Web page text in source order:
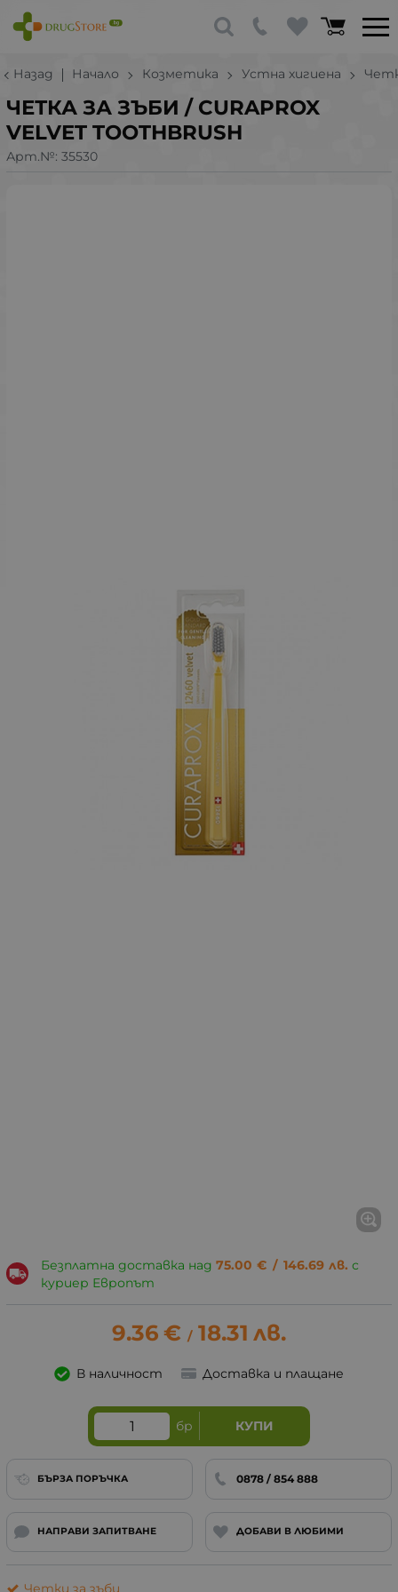
Назад Начало Козметика Устна хигиена
ЧЕТКА ЗА ЗЪБИ / CURAPROX
VELVET TOOTHBRUSH
Арт.№: 35530
Безплатна доставка над 75.00 € / 146.69 лв. с
куриер Европът
9.36 € / 18.31 лв.
В наличност Доставка и плащане
бр КУПИ
БЪРЗА ПОРЪЧКА 0878 / 854 888
НАПРАВИ ЗАПИТВАНЕ ДОБАВИ В ЛЮБИМИ
Четки за зъби